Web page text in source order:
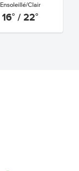
Ensoleillé/Clair
16° / 22°